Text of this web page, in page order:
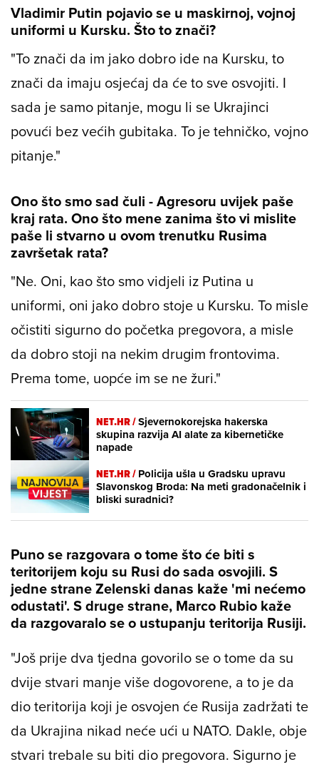
Vladimir Putin pojavio se u maskirnoj, vojnoj
uniformi u Kursku. Što to znači?
"To znači da im jako dobro ide na Kursku, to
znači da imaju osjećaj da će to sve osvojiti. I
sada je samo pitanje, mogu li se Ukrajinci
povući bez većih gubitaka. To je tehničko, vojno
pitanje."
Ono što smo sad čuli - Agresoru uvijek paše
kraj rata. Ono što mene zanima što vi mislite
paše li stvarno u ovom trenutku Rusima
završetak rata?
"Ne. Oni, kao što smo vidjeli iz Putina u
uniformi, oni jako dobro stoje u Kursku. To misle
očistiti sigurno do početka pregovora, a misle
da dobro stoji na nekim drugim frontovima.
Prema tome, uopće im se ne žuri."
NET.HR /Sjevernokorejska hakerska
skupina razvija AI alate za kibernetičke
napade
NET.HR /Policija ušla u Gradsku upravu
Slavonskog Broda: Na meti gradonačelnik i
bliski suradnici?
Puno se razgovara o tome što će biti s
teritorijem koju su Rusi do sada osvojili. S
jedne strane Zelenski danas kaže 'mi nećemo
odustati'. S druge strane, Marco Rubio kaže
da razgovaralo se o ustupanju teritorija Rusiji.
"Još prije dva tjedna govorilo se o tome da su
dvije stvari manje više dogovorene, a to je da
dio teritorija koji je osvojen će Rusija zadržati te
da Ukrajina nikad neće ući u NATO. Dakle, obje
stvari trebale su biti dio pregovora. Sigurno je